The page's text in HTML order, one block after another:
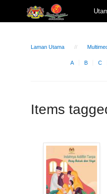
Laman Utama
A B C
Items